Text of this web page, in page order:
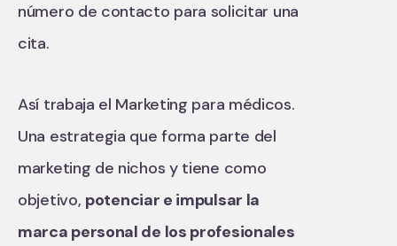
número de contacto para solicitar una
cita.
Así trabaja el Marketing para médicos.
Una estrategia que forma parte del
marketing de nichos y tiene como
objetivo, potenciar e impulsar la
marca personal de los profesionales